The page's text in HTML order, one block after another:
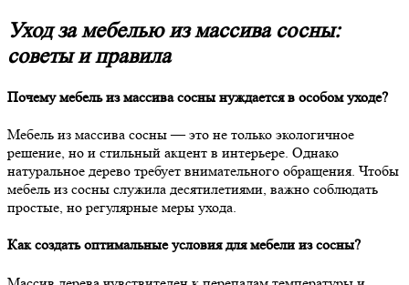
Уход за мебелью из массива сосны:
советы и правила
Почему мебель из массива сосны нуждается в особом уходе?
Мебель из массива сосны — это не только экологичное
решение, но и стильный акцент в интерьере. Однако
натуральное дерево требует внимательного обращения. Чтобы
мебель из сосны служила десятилетиями, важно соблюдать
простые, но регулярные меры ухода.
Как создать оптимальные условия для мебели из сосны?